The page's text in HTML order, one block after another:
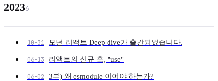
20236
10-31 모던 리액트 Deep dive가 출간되었습니다.
06-13 리액트의 신규 훅, "use"
06-02 3부) 왜 esmodule 이어야 하는가?